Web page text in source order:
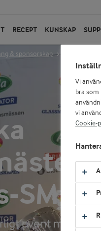
RECEPT KUNSKAP
& sponsorskap
SM
event med
Vi
bra
vi
Cookie-